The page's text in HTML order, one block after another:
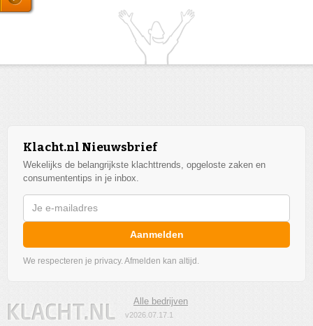
Klacht.nl Nieuwsbrief
Wekelijks de belangrijkste klachttrends, opgeloste zaken en
consumententips in je inbox.
Aanmelden
We respecteren je privacy. Afmelden kan altijd.
Alle bedrijven
v2026.07.17.1